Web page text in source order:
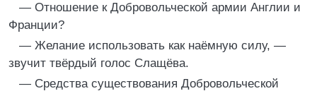
— Отношение к Добровольческой армии Англии и
Франции?
— Желание использовать как наёмную силу, —
звучит твёрдый голос Слащёва.
— Средства существования Добровольческой